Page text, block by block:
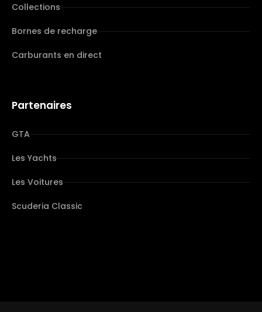
Collections
Bornes de recharge
Carburants en direct
Partenaires
GTA
Les Yachts
Les Voitures
Scuderia Classic